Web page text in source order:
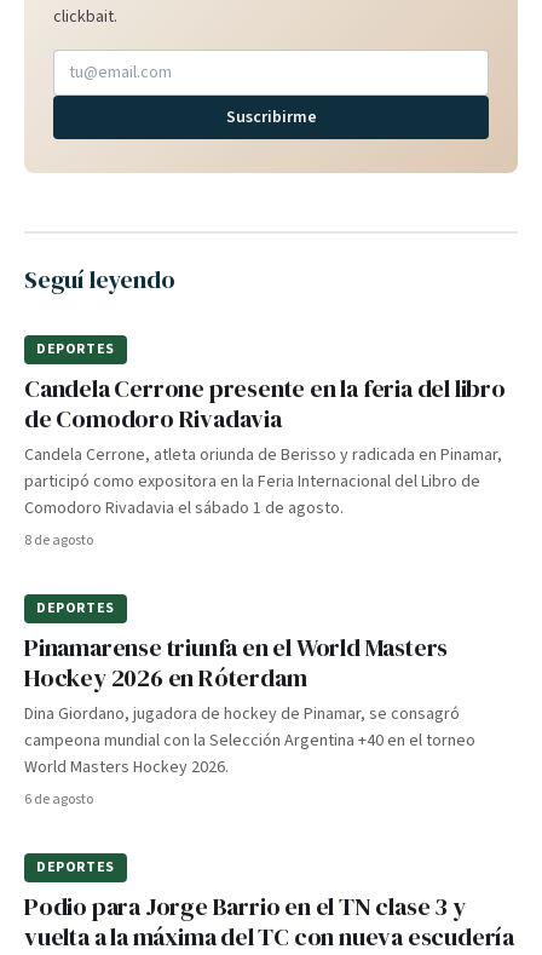
clickbait.
Suscribirme
Seguí leyendo
DEPORTES
Candela Cerrone presente en la feria del libro
de Comodoro Rivadavia
Candela Cerrone, atleta oriunda de Berisso y radicada en Pinamar,
participó como expositora en la Feria Internacional del Libro de
Comodoro Rivadavia el sábado 1 de agosto.
8 de agosto
DEPORTES
Pinamarense triunfa en el World Masters
Hockey 2026 en Róterdam
Dina Giordano, jugadora de hockey de Pinamar, se consagró
campeona mundial con la Selección Argentina +40 en el torneo
World Masters Hockey 2026.
6 de agosto
DEPORTES
Podio para Jorge Barrio en el TN clase 3 y
vuelta a la máxima del TC con nueva escudería